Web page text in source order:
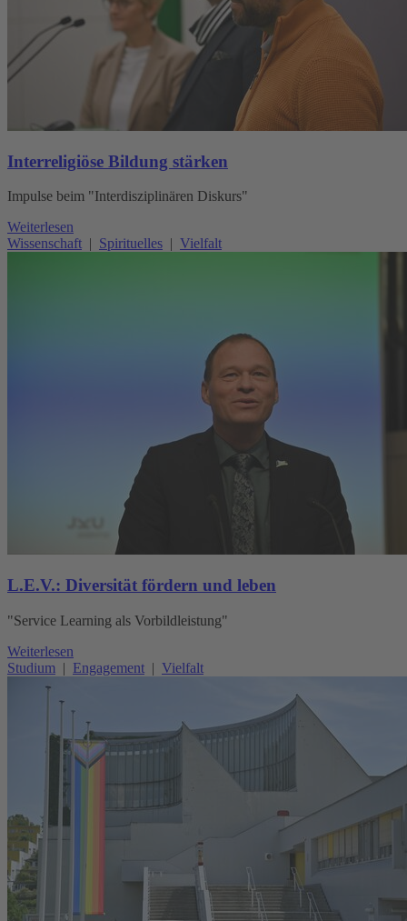
Interreligiöse Bildung stärken
Impulse beim "Interdisziplinären Diskurs"
Weiterlesen
Wissenschaft | Spirituelles | Vielfalt
L.E.V.: Diversität fördern und leben
"Service Learning als Vorbildleistung"
Weiterlesen
Studium | Engagement | Vielfalt